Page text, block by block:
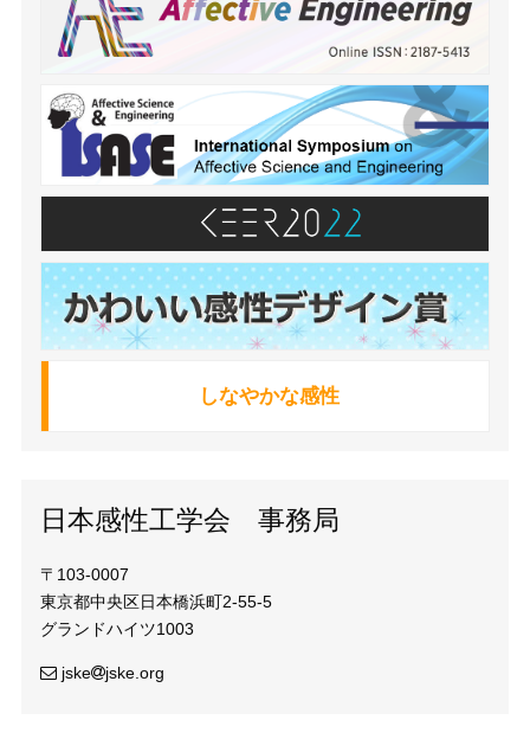
しなやかな感性
日本感性工学会 事務局
〒103-0007
東京都中央区日本橋浜町2-55-5
グランドハイツ1003
jske jske.org